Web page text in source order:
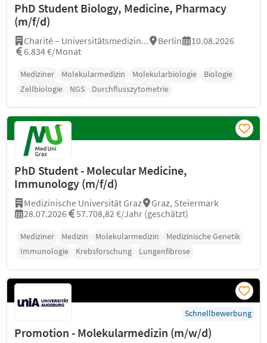
PhD Student Biology, Medicine, Pharmacy
(m/f/d)
Charité – Universitätsmedizin... Berlin
10.08.2026
6.834 €/Monat
Mediziner Molekularmedizin Molekularbiologie
Biologie
Zellbiologie
NGS Durchflusszytometrie
PhD Student - Molecular Medicine,
Immunology (m/f/d)
Medizinische Universität Graz
Graz, Steiermark
28.07.2026
57.708,82 €/Jahr (geschätzt)
Mediziner Medizin Molekularmedizin
Medizinische Genetik
Immunologie
Krebsforschung Lungenfibrose
Schnellbewerbung
Promotion - Molekularmedizin (m/w/d)